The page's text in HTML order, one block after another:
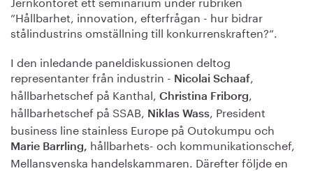
”Hållbarhet, innovation, efterfrågan - hur bidrar
stålindustrins omställning till konkurrenskraften?”.
I den inledande paneldiskussionen deltog
representanter från industrin - Nicolai Schaaf
hållbarhetschef på Kanthal,
Christina Friborg
hållbarhetschef på SSAB,
Niklas Wass
, President
business line stainless Europe på Outokumpu och
Marie Barrling, hållbarhets- och kommunikationschef,
Mellansvenska handelskammaren. Därefter följde en